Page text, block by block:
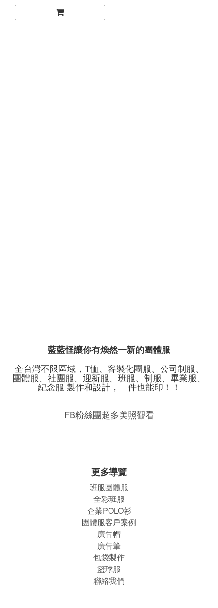
藍藍怪讓你有煥然一新的團體服
全台灣不限區域，T恤、客製化團服、公司制服、
團體服、社團服、迎新服、班服、制服、畢業服、
紀念服 製作和設計，一件也能印！！
FB粉絲團超多美照觀看
更多導覽
班服團體服
全彩班服
企業POLO衫
團體服客戶案例
廣告帽
廣告筆
包袋製作
籃球服
聯絡我們